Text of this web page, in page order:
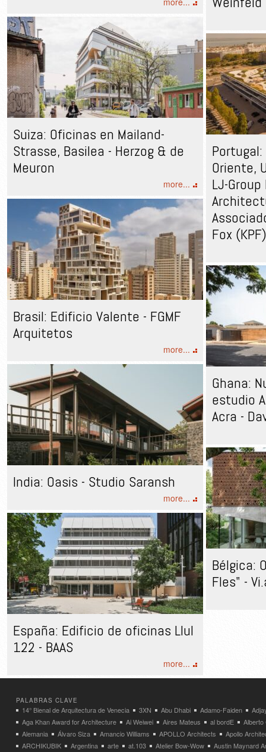
Suiza: Oficinas en Mailand-
Strasse, Basilea - Herzog & de
Meuron
more...
Oriente,
LJ-
Fox (KPF)
Brasil: Edificio Valente - FGMF
Arquitetos
more...
Ghana:
estudio
Acra -
India: Oasis - Studio Saransh
more...
Bélgica:
Fles" -
España: Edificio de oficinas Llul
122 - BAAS
more...
PALABRAS CLAVE
14° Bienal de Arquitectura de Venecia 3XN Abu Dhabi Adamo-Faiden
Aga Khan Award for Architecture
Ai Weiwei Aires Mateus al bordE
Alberto
Alemania
Álvaro Siza Amancio Williams APOLLO Architects
Apollo
ARCHIKUBIK
Argentina arte at.103 Atelier Bow-Wow
Austin Maynard